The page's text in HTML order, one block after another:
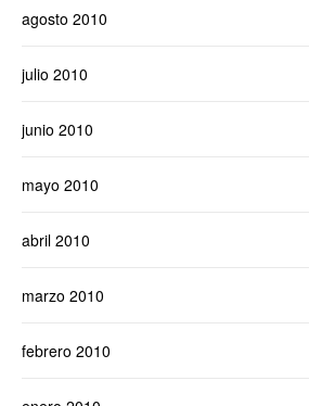
agosto 2010
julio 2010
junio 2010
mayo 2010
abril 2010
marzo 2010
febrero 2010